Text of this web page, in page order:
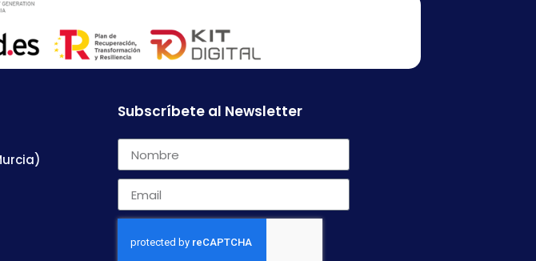
Subscríbete al Newsletter